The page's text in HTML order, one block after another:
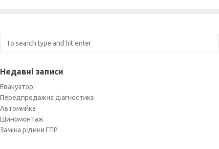
Недавні записи
Евакуатор
Передпродажна діагностика
Автомийка
Шиномонтаж
Заміна рідини ГПР